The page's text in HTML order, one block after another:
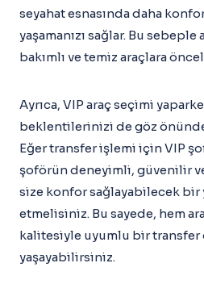
seyahat esnasında daha
yaşamanızı sağlar. Bu
bakımlı ve temiz araçlara
Ayrıca, VIP araç seçimi
beklentilerinizi de göz
Eğer transfer işlemi için VIP
şoförün deneyimli, güvenilir
size konfor sağlayabilecek bir
etmelisiniz. Bu sayede, hem
kalitesiyle uyumlu bir transfer
yaşayabilirsiniz.